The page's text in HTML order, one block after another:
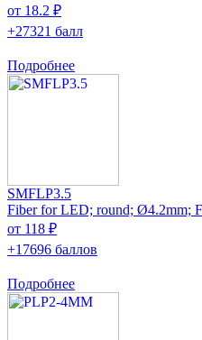
от 18.2 ₽
+27321 балл
Подробнее
SMFLP3.5
Fiber for LED; round; Ø4.2mm;
от 118 ₽
+17696 баллов
Подробнее